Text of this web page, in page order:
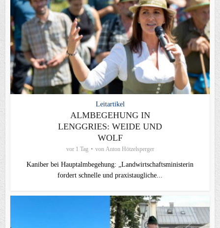
Leitartikel
ALMBEGEHUNG IN
LENGGRIES: WEIDE UND
WOLF
vor 1 Tag von Anton Hötzelsperger
Kaniber bei Hauptalmbegehung: „Landwirtschaftsministerin
fordert schnelle und praxistaugliche...